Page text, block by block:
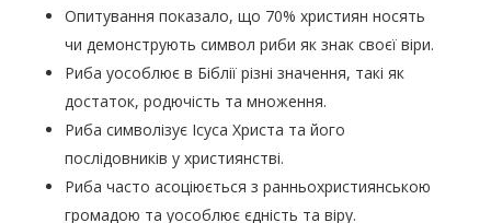
Опитування показало, що 70% християн носять
чи демонструють символ риби як знак своєї віри.
Риба уособлює в Біблії різні значення, такі як
достаток, родючість та множення.
Риба символізує Ісуса Христа та його
послідовників у християнстві.
Риба часто асоціюється з ранньохристиянською
громадою та уособлює єдність та віру.